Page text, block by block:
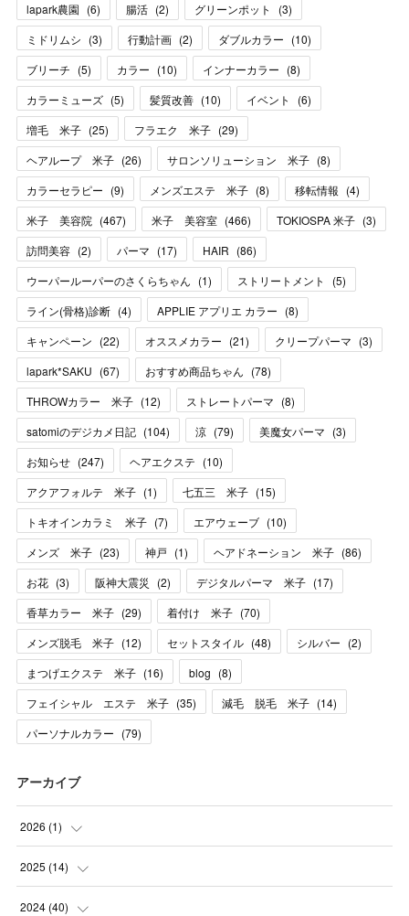
lapark農園 (6) 腸活 (2) グリーンポット (3)
ミドリムシ (3) 行動計画 (2) ダブルカラー (10)
ブリーチ (5) カラー (10) インナーカラー (8)
カラーミューズ (5) 髪質改善 (10) イベント (6)
増毛 米子 (25) フラエク 米子 (29)
ヘアループ 米子 (26) サロンソリューション 米子 (8)
カラーセラピー (9) メンズエステ 米子 (8) 移転情報 (4)
米子 美容院 (467) 米子 美容室 (466) TOKIOSPA 米子 (3)
訪問美容 (2) パーマ (17) HAIR (86)
ウーパールーパーのさくらちゃん (1) ストリートメント (5)
ライン(骨格)診断 (4) APPLIE アプリエ カラー (8)
キャンペーン (22) オススメカラー (21) クリープパーマ (3)
lapark*SAKU (67) おすすめ商品ちゃん (78)
THROWカラー 米子 (12) ストレートパーマ (8)
satomiのデジカメ日記 (104) 涼 (79) 美魔女パーマ (3)
お知らせ (247) ヘアエクステ (10)
アクアフォルテ 米子 (1) 七五三 米子 (15)
トキオインカラミ 米子 (7) エアウェーブ (10)
メンズ 米子 (23) 神戸 (1) ヘアドネーション 米子 (86)
お花 (3) 阪神大震災 (2) デジタルパーマ 米子 (17)
香草カラー 米子 (29) 着付け 米子 (70)
メンズ脱毛 米子 (12) セットスタイル (48) シルバー (2)
まつげエクステ 米子 (16) blog (8)
フェイシャル エステ 米子 (35) 減毛 脱毛 米子 (14)
パーソナルカラー (79)
アーカイブ
2026 (1)
(1
2025 (14)
(10 )
2024 (40)